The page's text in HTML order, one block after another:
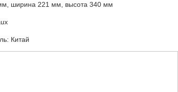
ширина 221 мм, высота 340 мм
Китай